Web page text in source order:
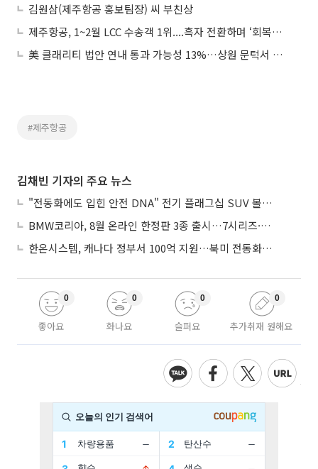
김원삼(제주항공 홍보팀장) 씨 부친상
제주항공, 1~2월 LCC 수송객 1위....흑자 전환하며 ‘회복탄력성’ 입증
美 클래리티 법안 연내 통과 가능성 13%…상원 문턱서 제동
#제주항공
김채빈 기자의 주요 뉴스
"전동화에도 입힌 안전 DNA" 전기 플래그십 SUV 볼보 'EX90'
BMW코리아, 8월 온라인 한정판 3종 출시…7시리즈·X7·M340i 투어링
한온시스템, 캐나다 정부서 100억 지원…북미 전동화 시장 가속
좋아요
0
화나요
0
슬퍼요
0
추가취재 원해요
0